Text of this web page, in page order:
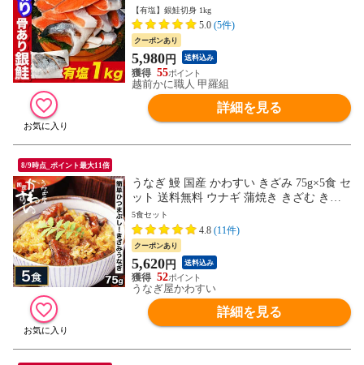
容量 特価
【有塩】銀鮭切身 1kg
5.0 (5件)
クーポンあり
5,980円 送料込み
55
越前かに職人 甲羅組
詳細を見る
8/9時点_ポイント最大11倍
うなぎ 鰻 国産 かわすい きざみ 75g×5食 セ
ット 送料無料 ウナギ 蒲焼き きざむ きざ
んだ 刻む 刻み 刻んだ 食品 ギフト 誕生日
プレゼント 母親 父親 お取り寄せ グルメ
海鮮 人気 ひつまぶし 内祝 食べ物【のし対
応可】
5食セット
4.8 (11件)
クーポンあり
5,620円 送料込み
52
うなぎ屋かわすい
詳細を見る